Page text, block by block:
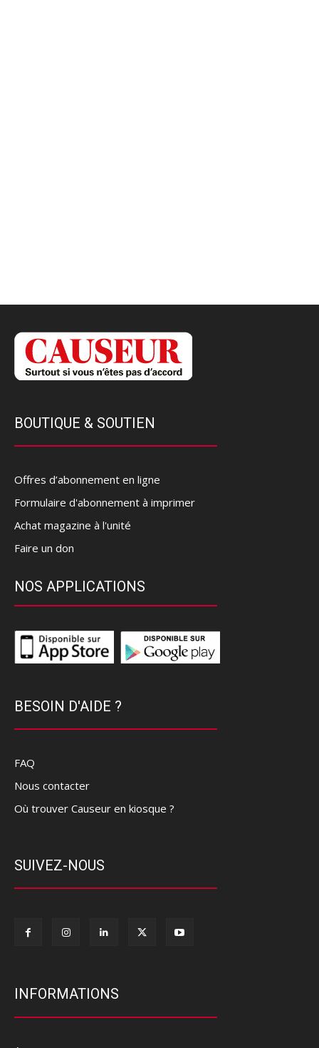
BOUTIQUE & SOUTIEN
Offres d’abonnement en ligne
Formulaire d'abonnement à imprimer
Achat magazine à l'unité
Faire un don
NOS APPLICATIONS
BESOIN D'AIDE ?
FAQ
Nous contacter
Où trouver Causeur en kiosque ?
SUIVEZ-NOUS
INFORMATIONS